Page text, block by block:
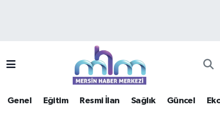
Genel Eğitim Resmi İlan Sağlık Güncel
Mersin Trafik Yoğunluk Haritası
Süper Lig Puan Durumu ve Fikstür